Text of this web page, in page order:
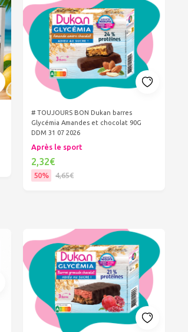
# TOUJOURS BON Dukan barres
Glycémia Amandes et chocolat 90G
DDM 31 07 2026
Après le sport
2,32€
50%
4,65€